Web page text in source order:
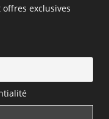
offres exclusives